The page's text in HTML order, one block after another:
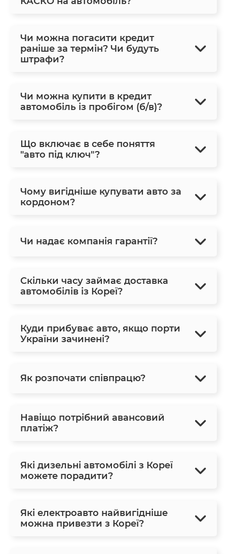
Чи можна погасити кредит
раніше за термін? Чи будуть
штрафи?
Чи можна купити в кредит
автомобіль із пробігом (б/в)?
Що включає в себе поняття
"авто під ключ"?
Чому вигідніше купувати авто за
кордоном?
Чи надає компанія гарантії?
Скільки часу займає доставка
автомобілів із Кореї?
Куди прибуває авто, якщо порти
України зачинені?
Як розпочати співпрацю?
Навіщо потрібний авансовий
платіж?
Які дизельні автомобілі з Кореї
можете порадити?
Які електроавто найвигідніше
можна привезти з Кореї?